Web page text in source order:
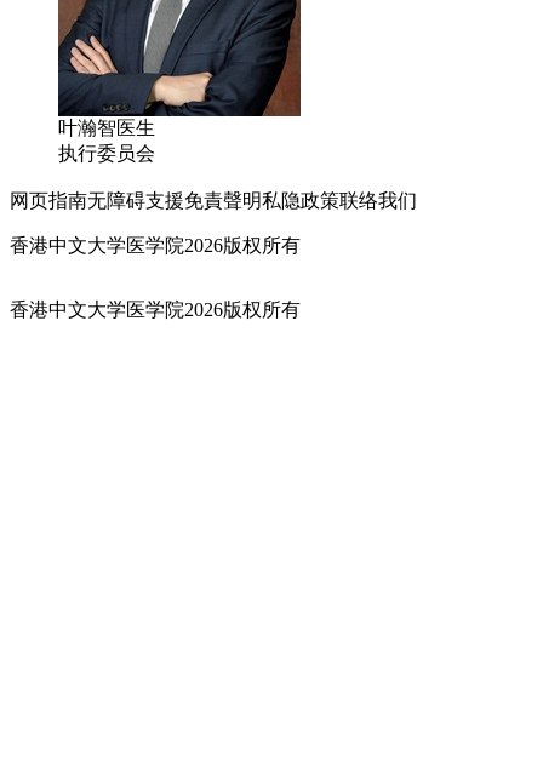
叶瀚智医生
执行委员会
网页指南无障碍支援免責聲明私隐政策联络我们
香港中文大学医学院2026版权所有
香港中文大学医学院2026版权所有